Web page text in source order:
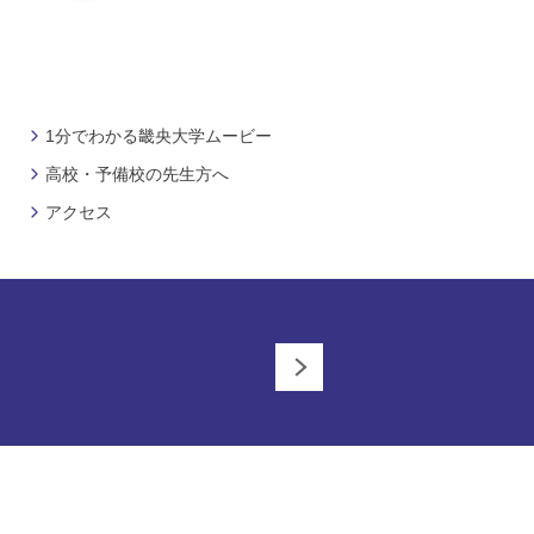
1分でわかる畿央大学ムービー
高校・予備校の先生方へ
アクセス